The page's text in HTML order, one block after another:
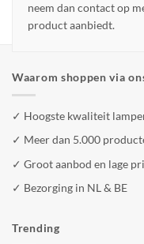
neem dan contact op
product aanbiedt.
Waarom shoppen via
✓ Hoogste kwaliteit
✓ Meer dan 5.000
✓ Groot aanbod en lage
✓ Bezorging in NL & BE
Trending